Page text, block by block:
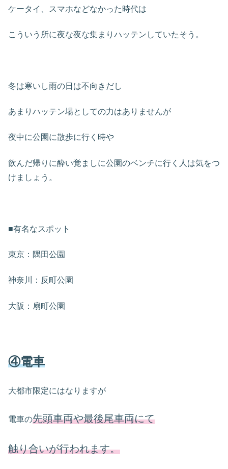
ケータイ、スマホなどなかった時代は
こういう所に夜な夜な集まりハッテンしていたそう。
冬は寒いし雨の日は不向きだし
あまりハッテン場としての力はありませんが
夜中に公園に散歩に行く時や
飲んだ帰りに酔い覚ましに公園のベンチに行く人は気をつ
けましょう。
■有名なスポット
東京：隅田公園
神奈川：反町公園
大阪：扇町公園
④電車
大都市限定にはなりますが
電車の先頭車両や最後尾車両にて
触り合いが行われます。